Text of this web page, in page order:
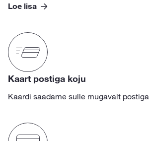
Loe lisa
Kaart postiga koju
Kaardi saadame sulle mugavalt